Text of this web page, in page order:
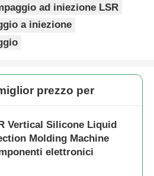
ad iniezione LSR
a iniezione
prezzo per
Vertical Silicone Liquid
Molding Machine
elettronici